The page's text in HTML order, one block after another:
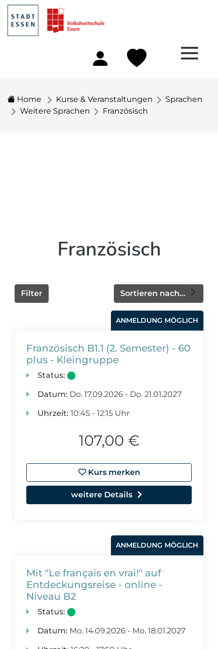
Home Kurse & Veranstaltungen
Sprachen
Weitere Sprachen
Französisch
Französisch
Sortieren nach...
Filter
ANMELDUNG MÖGLICH
Französisch B1.1 (2. Semester) - 60
plus - Kleingruppe
Status:
Datum: Do. 17.09.2026 - Do. 21.01.2027
Uhrzeit: 10:45 - 12:15 Uhr
107,00 €
Kurs merken
weitere Details
ANMELDUNG MÖGLICH
Mit "Le français en vrai!" auf
Entdeckungsreise - online -
Niveau B2
Status:
Datum: Mo. 14.09.2026 - Mo. 18.01.2027